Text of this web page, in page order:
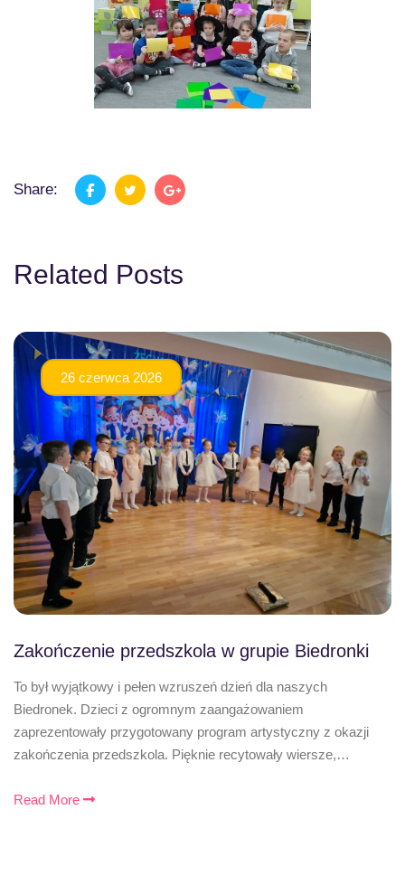
Share:
Related Posts
26 czerwca 2026
Zakończenie przedszkola w grupie Biedronki
To był wyjątkowy i pełen wzruszeń dzień dla naszych
Biedronek. Dzieci z ogromnym zaangażowaniem
zaprezentowały przygotowany program artystyczny z okazji
zakończenia przedszkola. Pięknie recytowały wiersze,…
Read More